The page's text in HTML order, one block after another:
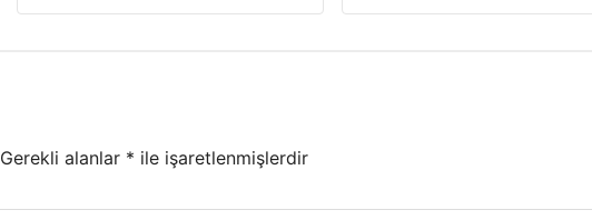
Gerekli alanlar * ile işaretlenmişlerdir